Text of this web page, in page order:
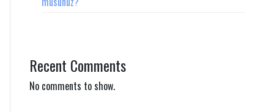
Recent Comments
No comments to show.